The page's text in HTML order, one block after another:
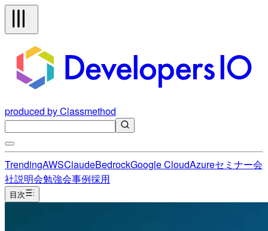
produced by Classmethod
TrendingAWSClaudeBedrockGoogle CloudAzureセミナー会
社説明会勉強会事例採用
目次